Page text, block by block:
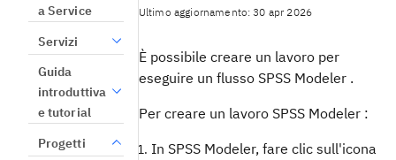
a Service
Servizi
Guida
introduttiva
e tutorial
Progetti
Ultimo aggiornamento: 30 apr 2026
È possibile creare un lavoro per
eseguire un flusso SPSS Modeler .
Per creare un lavoro SPSS Modeler :
In SPSS Modeler, fare clic sull'icona